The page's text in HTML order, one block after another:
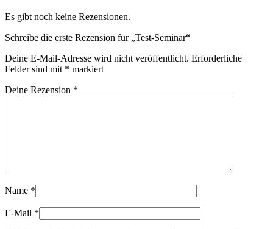
Es gibt noch keine Rezensionen.
Schreibe die erste Rezension für „Test-Seminar“
Deine E-Mail-Adresse wird nicht veröffentlicht. Erforderliche
Felder sind mit * markiert
Deine Rezension *
Name *
E-Mail *